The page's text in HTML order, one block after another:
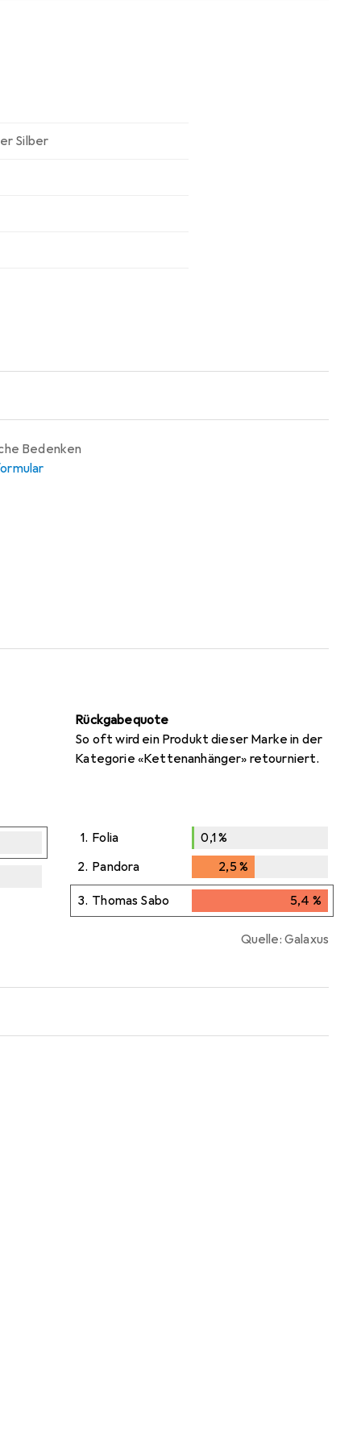
Silber
Bedenken
Rückgabequote
So oft wird ein Produkt dieser Marke in der
Kategorie «Kettenanhänger» retourniert.
1. Folia
0,1%
2. Pandora 2,5%
3. Thomas Sabo 5,4 %
Quelle: Galaxus